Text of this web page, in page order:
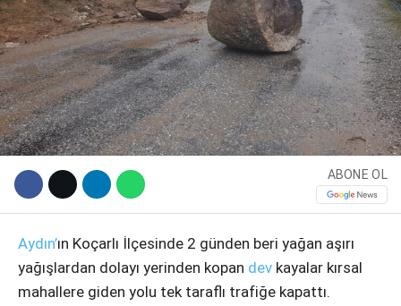
WhatsApp İhbar Hattı
ABONE OL
Aydın’ın Koçarlı İlçesinde 2 günden beri yağan aşırı
yağışlardan dolayı yerinden kopan dev kayalar kırsal
mahallere giden yolu tek taraflı trafiğe kapattı.